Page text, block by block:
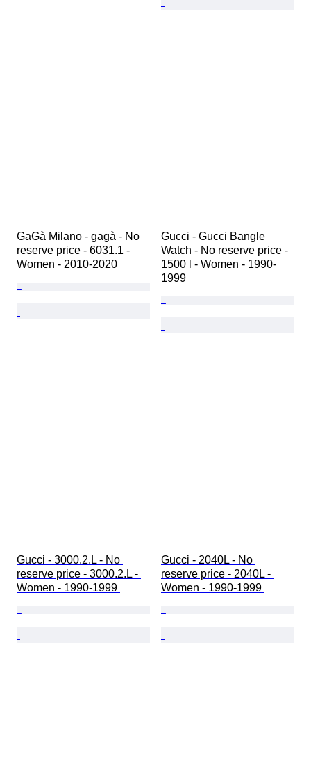
GaGà Milano - gagà - No
reserve price - 6031.1 -
Women - 2010-2020
Gucci - Gucci Bangle
Watch - No reserve price -
1500 l - Women - 1990-
1999
Gucci - 3000.2.L - No
reserve price - 3000.2.L -
Women - 1990-1999
Gucci - 2040L - No
reserve price - 2040L -
Women - 1990-1999